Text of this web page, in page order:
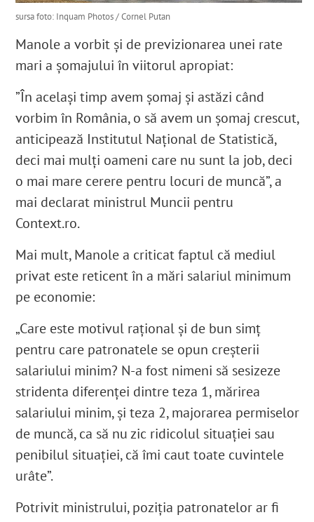
sursa foto: Inquam Photos / Cornel Putan
Manole a vorbit și de previzionarea unei rate
mari a șomajului în viitorul apropiat:
”În același timp avem șomaj și astăzi când
vorbim în România, o să avem un șomaj crescut,
anticipează Institutul Național de Statistică,
deci mai mulți oameni care nu sunt la job, deci
o mai mare cerere pentru locuri de muncă”, a
mai declarat ministrul Muncii pentru
Context.ro.
Mai mult, Manole a criticat faptul că mediul
privat este reticent în a mări salariul minimum
pe economie:
„Care este motivul rațional și de bun simț
pentru care patronatele se opun creșterii
salariului minim? N-a fost nimeni să sesizeze
stridenta diferenței dintre teza 1, mărirea
salariului minim, și teza 2, majorarea permiselor
de muncă, ca să nu zic ridicolul situației sau
penibilul situației, că îmi caut toate cuvintele
urâte”.
Potrivit ministrului, poziția patronatelor ar fi